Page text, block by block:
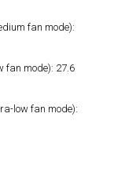
fan mode):
fan mode): 27.6
low fan mode):